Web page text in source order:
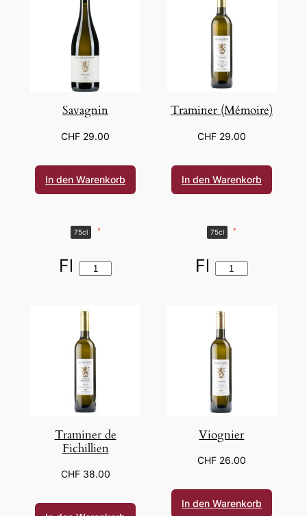
Savagnin
CHF 29.00
In den Warenkorb
75cl *
Fl
Traminer (Mémoire)
CHF29.00
In den Warenkorb
75cl *
Fl
Traminer de
Fichillien
CHF38.00
Viognier
CHF26.00
In den Warenkorb